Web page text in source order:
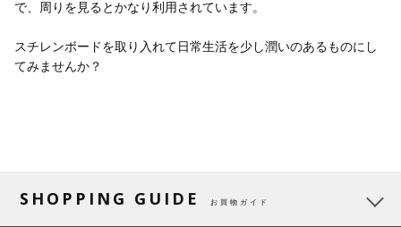
で、周りを見るとかなり利用されています。
スチレンボードを取り入れて日常生活を少し潤いのあるものにし
てみませんか？
SHOPPING GUIDE お買物ガイド